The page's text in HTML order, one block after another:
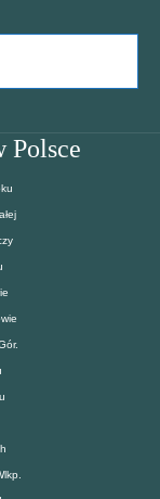
Polsce